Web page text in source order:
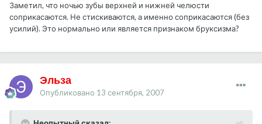
Заметил, что ночью зубы верхней и нижней челюсти
соприкасаются. Не стискиваются, а именно соприкасаются (без
усилий). Это нормально или является признаком бруксизма?
Эльза
Опубликовано 13 сентября, 2007